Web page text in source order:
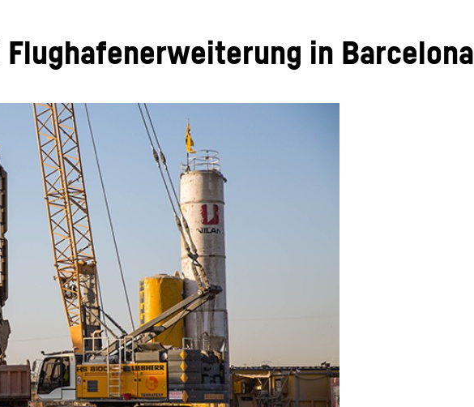
Karriere bei Liebherr
in Barcelona